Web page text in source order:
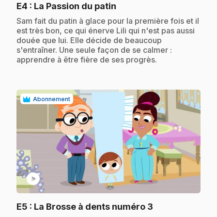
E4 : La Passion du patin
.Sam fait du patin à glace pour la première fois et il
est très bon, ce qui énerve Lili qui n'est pas aussi
douée que lui. Elle décide de beaucoup
s'entraîner. Une seule façon de se calmer :
apprendre à être fière de ses progrès.
Abonnement
play_circle
E5 : La Brosse à dents numéro 3